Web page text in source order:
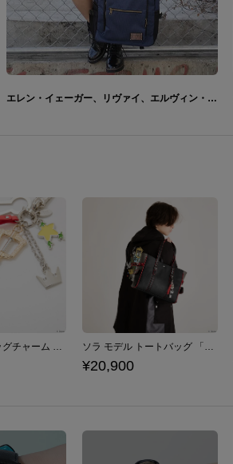
エレン・イェーガー、リヴァイ、エルヴィン・スミスモデル コーディネート 進撃の巨人
ソラ モデル バッグチャーム 「キングダム ハーツ」シリーズ ソラ モデル トートバッグ 「キングダム ハーツ」シリーズ
¥20,900